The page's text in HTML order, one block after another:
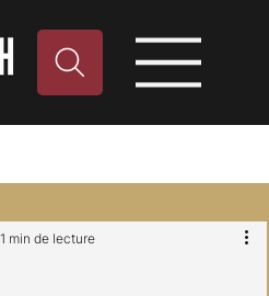
1 min de lecture